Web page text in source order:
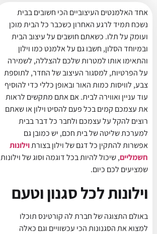
אחד האלמנטים העיצוביים הכי חשובים בבית
נשכח תמיד לרגע האחרון כשכבר כל הבית מוכן
ועומק על תלו. כשאתם חושבים על עיצוב הבית
ובמיוחד הסלון, חשבו גם על אלמנט כמו וילון
והתאימו אותו למטרות שלכם להצללה, לשמירה
על הפרטיות, למסגור העיצוב של החדר, לתוספת
צבע, לוויסות כמות האור ובאופן כללי כדי להוסיף
עוד עניין ואווירה לבית. אם אתם מתקשים לראות
את עצמכם קמים בכל פעם להסיט וילון או שאתם
רוצים להקל על עצמכם ולחבר כל דבר בבית
למערכת שליטה של בית חכם, יש כמובן גם
אפשרות להתקין כל דגם של וילון בצורתוילונות
חשמליים, שיכול להיות בכל דוגמה וסוג של וילונות
שמציעים לכם כיום.
וילונות לכל סגנון וטעם
באולם התצוגה של חברת לה קורטינס תוכלו
למצוא את הסגנונות הכי עכשוויים וגם כאלה